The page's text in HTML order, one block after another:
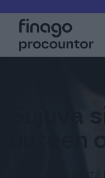
Global (EN)
Solo
Sopimuskone
Kenelle
Tilitoimistoille